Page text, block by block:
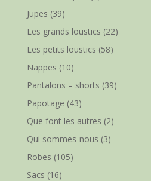
Jupes (39)
Les grands loustics (22)
Les petits loustics (58)
Nappes (10)
Pantalons – shorts (39)
Papotage (43)
Que font les autres (2)
Qui sommes-nous (3)
Robes (105)
Sacs (16)